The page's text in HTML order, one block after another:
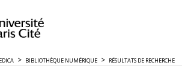
BIBLIOTHÈQUE NUMÉRIQUE RÉSULTATS DE RECHERCHE